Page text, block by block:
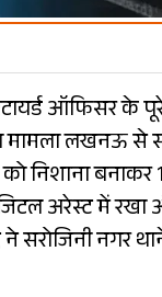
ऑफिसर के
मामला लखनऊ
निशाना
अरेस्ट में
ने सरोजिनी